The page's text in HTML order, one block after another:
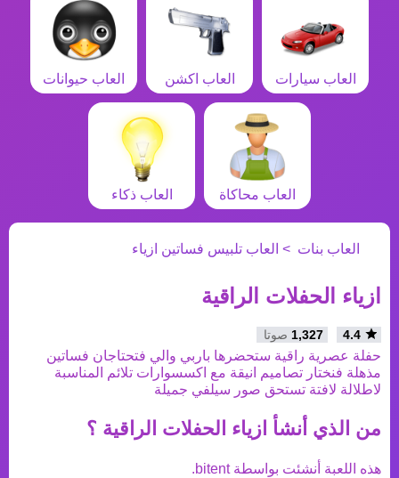
العاب سيارات العاب اكشن العاب حيوانات
العاب محاكاة العاب ذكاء
العاب بنات العاب تلبيس فساتين ازياء
ازياء الحفلات الراقية
1,327 صوتا
حفلة عصرية راقية ستحضرها باربي والي فتحتاجان فساتين
مذهلة فنختار تصاميم انيقة مع اكسسوارات تلائم المناسبة
لاطلالة لافتة تستحق صور سيلفي جميلة
من الذي أنشأ ازياء الحفلات الراقية ؟
هذه اللعبة أنشئت بواسطةbitent
.